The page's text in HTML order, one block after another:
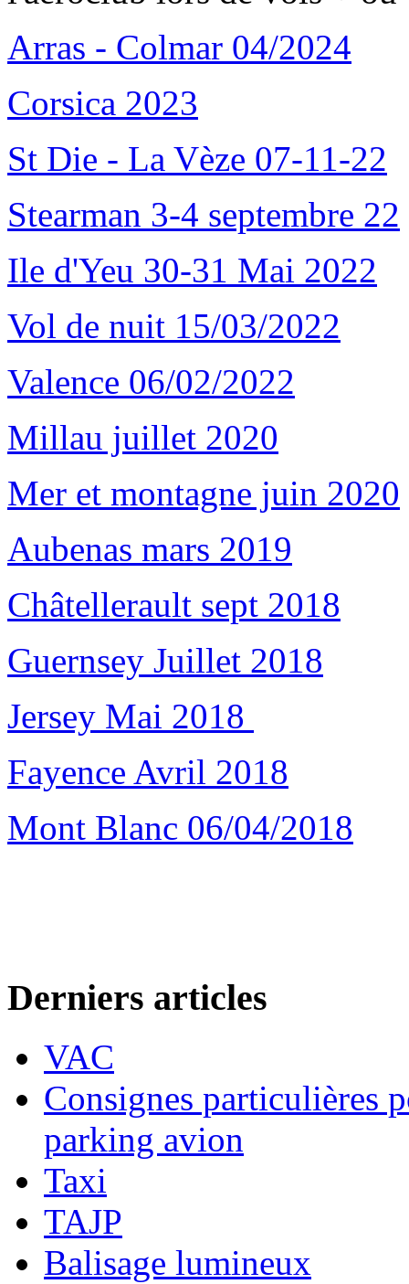
Arras - Colmar 04/2024
Corsica 2023
St Die - La Vèze 07-11-22
Stearman 3-4 septembre 22
Ile d'Yeu 30-31 Mai 2022
Vol de nuit 15/03/2022
Valence 06/02/2022
Millau juillet 2020
Mer et montagne juin 2020
Aubenas mars 2019
Châtellerault sept 2018
Guernsey Juillet 2018
Jersey Mai 2018
Fayence Avril 2018
Mont Blanc 06/04/2018
Derniers articles
VAC
Consignes particulières
parking avion
Taxi
TAJP
Balisage lumineux